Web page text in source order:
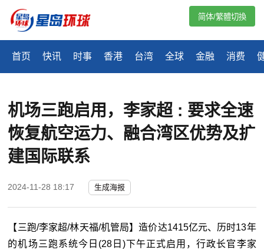
首页 快讯 时事 香港 台湾 全球 金融 消费
简体/繁體切換
机场三跑启用，李家超 : 要求全速
恢复航空运力、融合湾区优势及扩
建国际联系
2024-11-28 18:17 生成海报
【三跑/李家超/林天福/机管局】造价达1415亿元、历时13年
的机场三跑系统今日(28日)下午正式启用，行政长官李家